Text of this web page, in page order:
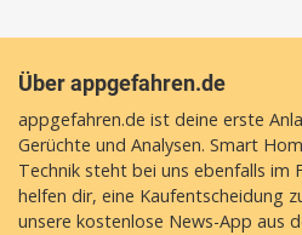
Über appgefahren.de
appgefahren.de ist deine erste
Gerüchte und Analysen. Smart
Technik steht bei uns ebenfalls im
helfen dir, eine Kaufentscheidung
unsere kostenlose News-App aus